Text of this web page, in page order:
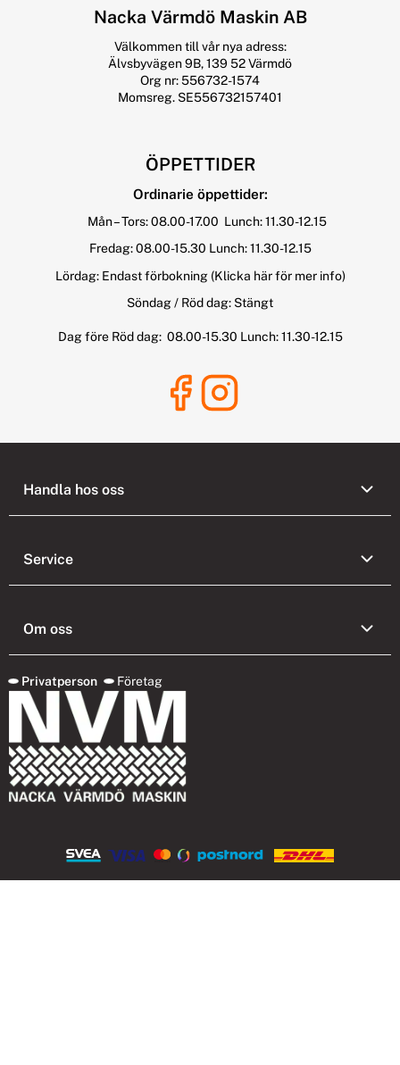
Nacka Värmdö Maskin AB
Välkommen till vår nya adress:
Älvsbyvägen 9B, 139 52 Värmdö
Org nr: 556732-1574
Momsreg. SE556732157401
ÖPPETTIDER
Ordinarie öppettider:
Mån – Tors: 08.00-17.00 Lunch: 11.30-12.15
Fredag: 08.00-15.30 Lunch: 11.30-12.15
Lördag: Endast förbokning (Klicka här för mer info)
Söndag / Röd dag: Stängt
Dag före Röd dag: 08.00-15.30 Lunch: 11.30-12.15
Handla hos oss
Service
Om oss
Privatperson Företag